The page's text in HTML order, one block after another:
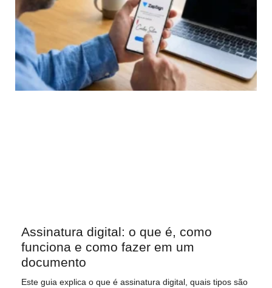
Assinatura digital: o que é, como
funciona e como fazer em um
documento
Este guia explica o que é assinatura digital, quais tipos são